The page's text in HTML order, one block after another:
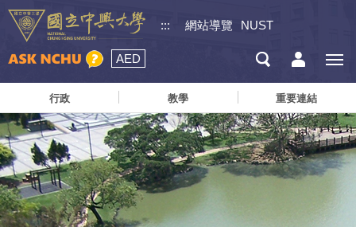
::: 網站導覽 NUST
AED
行政 教學 重要連結